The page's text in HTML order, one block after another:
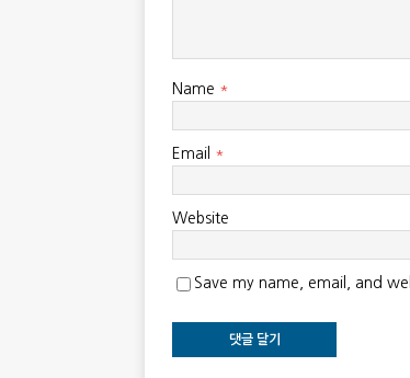
Name *
Email *
Website
Save my name, email, and